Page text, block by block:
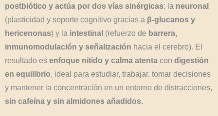
postbiótico y actúa por dos vías sinérgicas: la neuronal
(plasticidad y soporte cognitivo gracias a β-glucanos y
hericenonas) y la intestinal (refuerzo de barrera,
inmunomodulación y señalización hacia el cerebro). El
resultado es enfoque nítido y calma atenta con digestión
en equilibrio, ideal para estudiar, trabajar, tomar decisiones
y mantener la concentración en un entorno de distracciones,
sin cafeína y sin almidones añadidos.